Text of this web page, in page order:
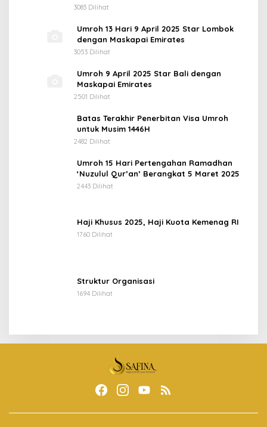
3083 Dilihat
Umroh 13 Hari 9 April 2025 Star Lombok
dengan Maskapai Emirates
3053 Dilihat
Umroh 9 April 2025 Star Bali dengan
Maskapai Emirates
2501 Dilihat
Batas Terakhir Penerbitan Visa Umroh
untuk Musim 1446H
2482 Dilihat
Umroh 15 Hari Pertengahan Ramadhan
‘Nuzulul Qur’an’ Berangkat 5 Maret 2025
2443 Dilihat
1760 Dilihat
Tentang Kami